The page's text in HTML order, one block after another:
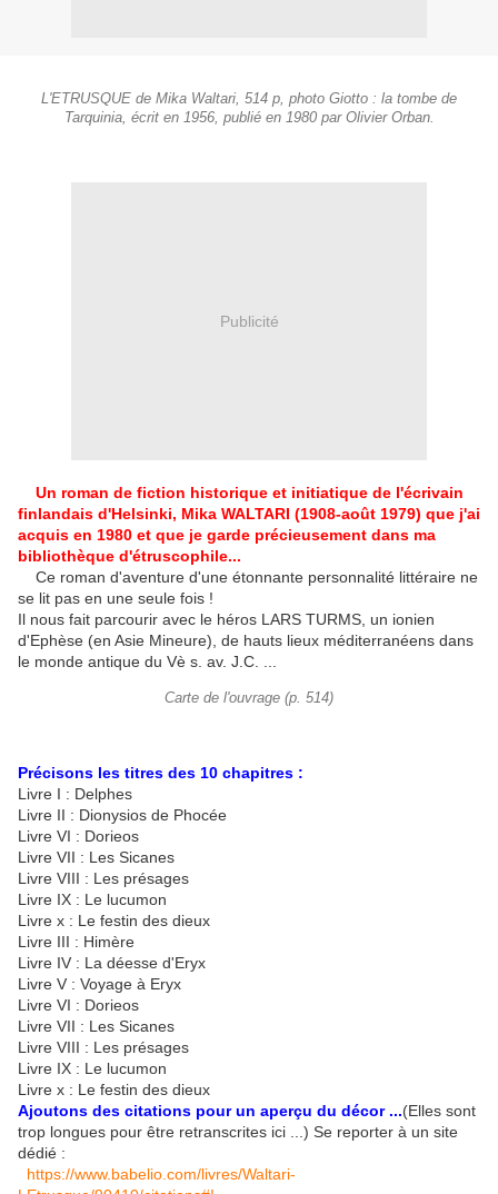
L'ETRUSQUE de Mika Waltari, 514 p, photo Giotto : la tombe de
Tarquinia, écrit en 1956, publié en 1980 par Olivier Orban.
Publicité
Un roman de fiction historique et initiatique de l'écrivain
finlandais d'Helsinki, Mika WALTARI (1908-août 1979) que j'ai
acquis en 1980 et que je garde précieusement dans ma
bibliothèque d'étruscophile...
Ce roman d'aventure d'une étonnante personnalité littéraire ne
se lit pas en une seule fois !
Il nous fait parcourir avec le héros LARS TURMS, un ionien
d'Ephèse (en Asie Mineure), de hauts lieux méditerranéens dans
le monde antique du Vè s. av. J.C. ...
Carte de l'ouvrage (p. 514)
Précisons les titres des 10 chapitres :
Livre I : Delphes
Livre II : Dionysios de Phocée
Livre VI : Dorieos
Livre VII : Les Sicanes
Livre VIII : Les présages
Livre IX : Le lucumon
Livre x : Le festin des dieux
Livre III : Himère
Livre IV : La déesse d'Eryx
Livre V : Voyage à Eryx
Livre VI : Dorieos
Livre VII : Les Sicanes
Livre VIII : Les présages
Livre IX : Le lucumon
Livre x : Le festin des dieux
Ajoutons des citations pour un aperçu du décor ...(Elles sont
trop longues pour être retranscrites ici ...) Se reporter à un site
dédié :
https://www.babelio.com/livres/Waltari-